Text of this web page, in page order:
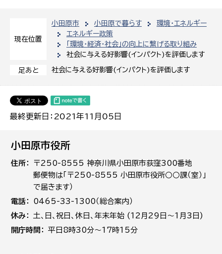
現在位置
小田原市 小田原で暮らす
環境・エネルギー
エネルギー政策
「環境・経済・社会」の向上に繋げる取り組み
社会に与える好影響(インパクト)を評価します
足あと 社会に与える好影響(インパクト)を評価します
最終更新日：2021年11月05日
小田原市役所
住所
〒250-8555 神奈川県小田原市荻窪300番地
郵便物は「〒250-8555 小田原市役所○○課（室）」
で届きます）
電話
0465-33-1300（総合案内）
休み
土､日､祝日、休日、年末年始 (12月29日～1月3日)
開庁時間
平日8時30分～17時15分